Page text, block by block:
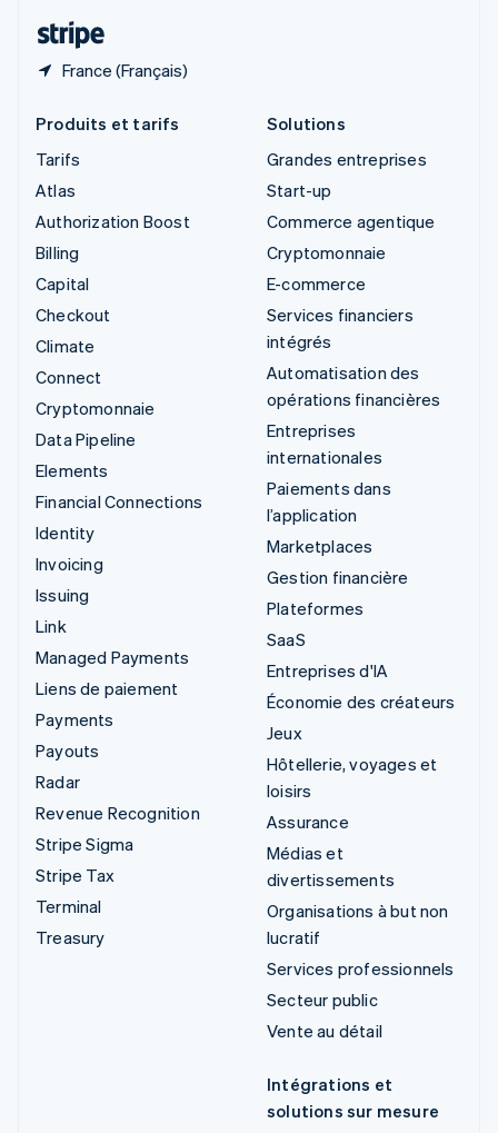
France (Français)
Produits et tarifs
Tarifs
Atlas
Authorization Boost
Billing
Capital
Checkout
Climate
Connect
Cryptomonnaie
Data Pipeline
Elements
Financial Connections
Identity
Invoicing
Issuing
Link
Managed Payments
Liens de paiement
Payments
Payouts
Radar
Revenue Recognition
Stripe Sigma
Stripe Tax
Terminal
Treasury
Solutions
Grandes entreprises
Start-up
Commerce agentique
Cryptomonnaie
E-commerce
Services financiers
intégrés
Automatisation des
opérations financières
Entreprises
internationales
Paiements dans
l’application
Marketplaces
Gestion financière
Plateformes
SaaS
Entreprises d'IA
Économie des créateurs
Jeux
Hôtellerie, voyages et
loisirs
Assurance
Médias et
divertissements
Organisations à but non
lucratif
Services professionnels
Secteur public
Vente au détail
Intégrations et
solutions sur mesure